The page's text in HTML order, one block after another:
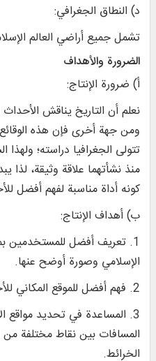
د) النطاق الجغرافي:
تشمل جميع أراضي العالم
الضرورة والأهداف
أ) ضرورة الإنتاج:
نعلم أن التاريخ يناقش الأحداث
ومن جهة أخرى فإن هذه
تتولى الجغرافيا دراسته؛ ولهذا
منذ نشأتهما علاقة وثيقة، لذا
كونه أداة مناسبة لفهم أفضل
ب) أهداف الإنتاج:
1. تعريف أفضل للمستخدمين
الإسلامي وصورة أوضح عنها.
2. فهم أفضل للموقع المكاني للأحداث التاريخية والإسلامية.
3. المساعدة في تحديد مواقع
المسافات بين نقاط مختلفة
الخرائط.